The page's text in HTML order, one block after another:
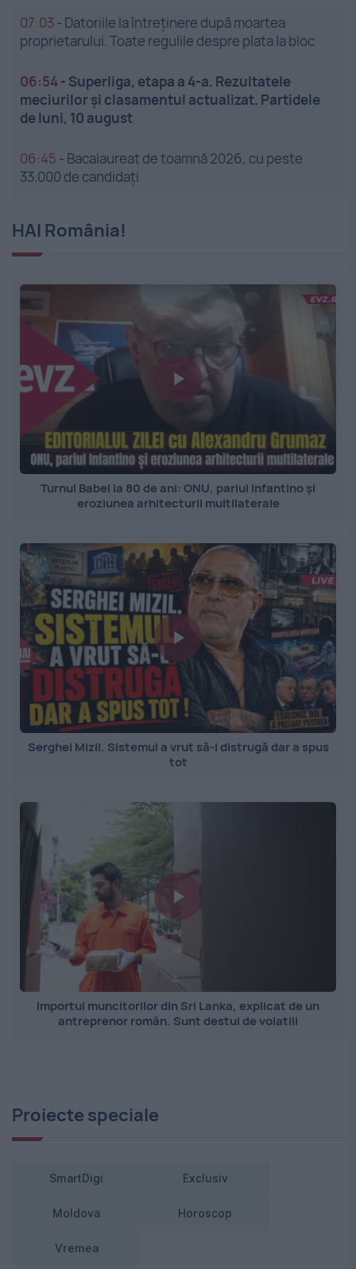
07:03 - Datoriile la întreținere după moartea
proprietarului. Toate regulile despre plata la bloc
06:54- Superliga, etapa a 4-a. Rezultatele
meciurilor și clasamentul actualizat. Partidele
de luni, 10 august
06:45 - Bacalaureat de toamnă 2026, cu peste
33.000 de candidați
HAI România!
Turnul Babel la 80 de ani: ONU, pariul Infantino și
eroziunea arhitecturii multilaterale
Serghei Mizil. Sistemul a vrut să-l distrugă dar a spus
tot
Importul muncitorilor din Sri Lanka, explicat de un
antreprenor român. Sunt destul de volatili
Proiecte speciale
SmartDigi Exclusiv
Moldova Horoscop
Vremea